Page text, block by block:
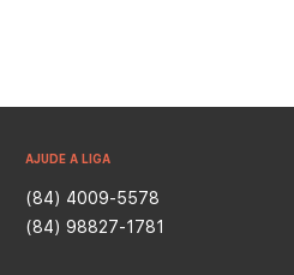
AJUDE A LIGA
(84) 4009-5578
(84) 98827-1781